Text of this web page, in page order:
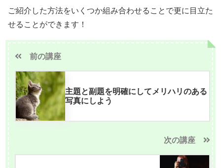
ご紹介した方法をいくつか組み合わせることで更に目立た
せることができます！
前の講座
主題と副題を明確にしてメリハリのある
写真にしよう
次の講座